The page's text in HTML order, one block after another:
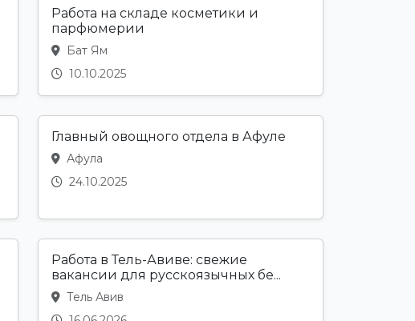
Работа на складе косметики и
парфюмерии
Бат Ям
10.10.2025
Главный овощного отдела в Афуле
Афула
24.10.2025
Работа в Тель-Авиве: свежие
вакансии для русскоязычных бе...
Тель Авив